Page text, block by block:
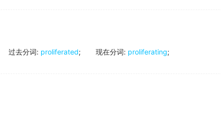
过去分词: proliferated; 现在分词: proliferating;